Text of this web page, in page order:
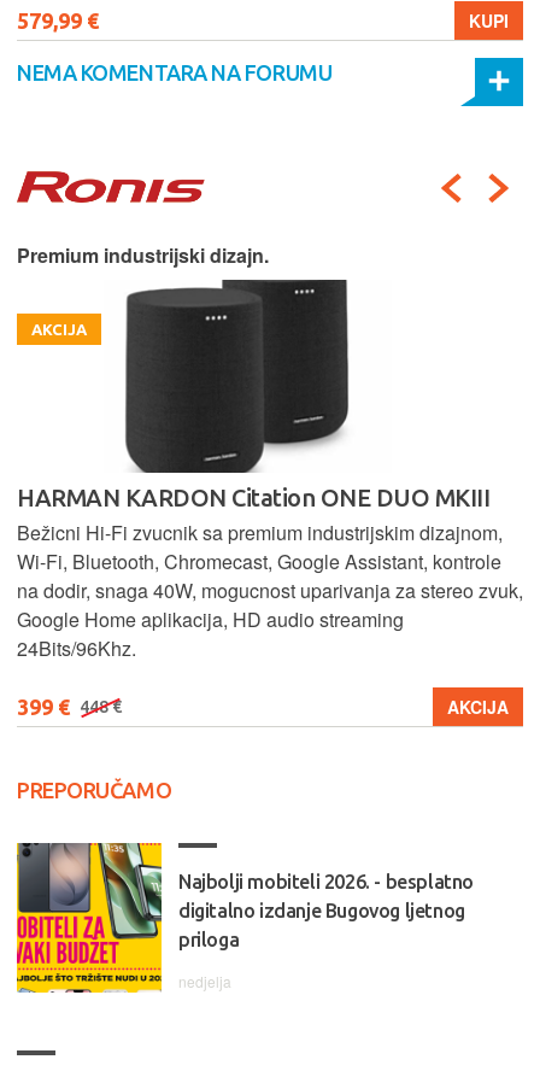
579,99 € KUPI
NEMA KOMENTARA NA FORUMU
Premium industrijski dizajn.
AKCIJA
HARMAN KARDON Citation ONE DUO MKIII
Bežicni Hi-Fi zvucnik sa premium industrijskim dizajnom,
Wi-Fi, Bluetooth, Chromecast, Google Assistant, kontrole
na dodir, snaga 40W, mogucnost uparivanja za stereo zvuk,
Google Home aplikacija, HD audio streaming
24Bits/96Khz.
399 € 448 € AKCIJA
PREPORUČAMO
Najbolji mobiteli 2026. - besplatno
digitalno izdanje Bugovog ljetnog
priloga
nedjelja